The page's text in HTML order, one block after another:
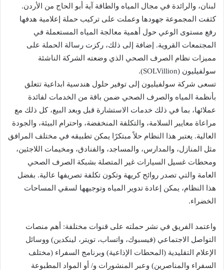
لبنان، والرائدة في مجال المياه والطاقة آية أبو الحاج من الأردن.
كثفت المجموعة جهودها وعملت على تركيب حملة إعلامية هدفها
رفع مستوى الوعي حول أهمية معالجة المياه المستعملة في
المجتمعات القروية. إضافة إلى ذلك، ركزت رسالة الحملة على
مميزات نظام الصرف الصحي الذي وضعته الشركة الناشئة
سولفيليون (SOLVillion).
تسعى شركة سولفيليون إلى توفير حلول هندسية ابداعية تتعلق
بأنظمة المياه والصرف الصحي ضمن باقة من الخدمات لفائدة
عملائها، بما في ذلك خدمات الاستشارة قبل وبعد البيع، كل ذلك مع
مراعاة معايير السلامة، والتكلفة المنخفضة، واحترام البيئة، والجودة
العالية. يعتبر هذا النظام حلاً مبتكرًا يمكن تطبيقه في مختلف المرافق
مثل المنازل، والمدارس، والمساجد، والفنادق، ومخيمات اللاجئين،
ومحطات غسيل السيارات غير المتصلة بشبكة الصرف الصحي
العامة والتي تصدر روائح كريهة وتكون تكلفة تصريفها عالية. بفضل
هذا النظام، يمكن إعادة تدوير المياه وتوجيهها لسقي المساحات
الخضراء.
واعتمد الفريق في نشر حملته على قنوات مختلفة: أهم منصات
التواصل الاجتماعي (فيسبوك، واتساب، تويتر، لينكدين) ووسائل
الإعلام التقليدية (المحطات الإذاعية) وبرنامج السفراء (مختلف
السفراء والمناصرين) وعبر المنشورات و/ أو المواد المطبوعة